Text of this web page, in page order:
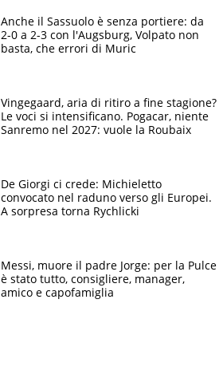
Anche il Sassuolo è senza portiere: da
2-0 a 2-3 con l'Augsburg, Volpato non
basta, che errori di Muric
Vingegaard, aria di ritiro a fine stagione?
Le voci si intensificano. Pogacar, niente
Sanremo nel 2027: vuole la Roubaix
De Giorgi ci crede: Michieletto
convocato nel raduno verso gli Europei.
A sorpresa torna Rychlicki
Messi, muore il padre Jorge: per la Pulce
è stato tutto, consigliere, manager,
amico e capofamiglia